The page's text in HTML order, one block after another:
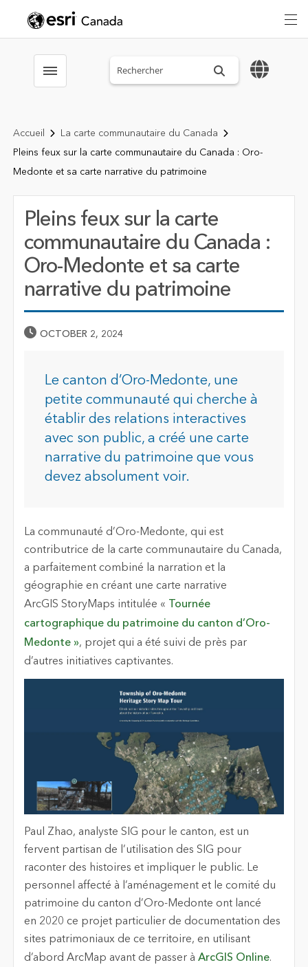
Toggle menubar Search sitewide
Accueil
La carte communautaire du Canada
Pleins feux sur la carte communautaire du Canada : Oro-
Medonte et sa carte narrative du patrimoine
Pleins feux sur la carte
communautaire du Canada :
Oro-Medonte et sa carte
narrative du patrimoine
Published Date
OCTOBER 2, 2024
Le canton d’Oro-Medonte, une
petite communauté qui cherche à
établir des relations interactives
avec son public, a créé une carte
narrative du patrimoine que vous
devez absolument voir.
La communauté d’Oro-Medonte, qui est
contributrice de la carte communautaire du Canada,
a parfaitement combiné la narration et la
géographie en créant une carte narrative
ArcGIS StoryMaps intitulée « Tournée
cartographique du patrimoine du canton d’Oro-
Medonte», projet qui a été suivi de près par
d’autres initiatives captivantes.
Paul Zhao, analyste SIG pour le canton, est un
fervent partisan de l’utilisation des SIG pour
raconter des histoires et impliquer le public. Le
personnel affecté à l’aménagement et le comité du
patrimoine du canton d’Oro-Medonte ont lancé
en 2020 ce projet particulier de documentation des
sites patrimoniaux de ce territoire, en utilisant
d’abord ArcMap avant de passer à ArcGIS Online.